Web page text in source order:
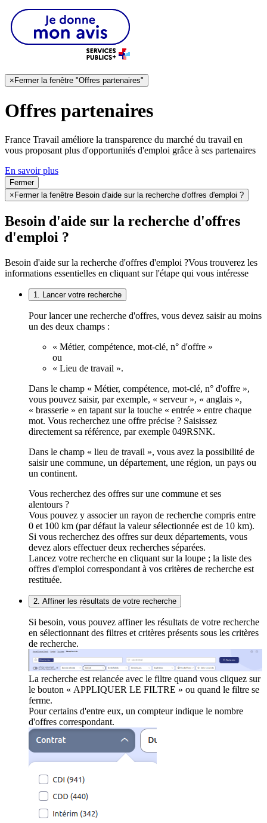
× Fermer la fenêtre "Offres partenaires"
Offres partenaires
France Travail améliore la transparence du marché du travail en
vous proposant plus d'opportunités d'emploi grâce à ses partenaires
En savoir plus
Fermer
× Fermer la fenêtre Besoin d'aide sur la recherche d'offres d'emploi ?
Besoin d'aide sur la recherche d'offres
d'emploi ?
Besoin d'aide sur la recherche d'offres d'emploi ?Vous trouverez les
informations essentielles en cliquant sur l'étape qui vous intéresse
1. Lancer votre recherche
Pour lancer une recherche d'offres, vous devez saisir au moins
un des deux champs :
« Métier, compétence, mot-clé, n° d'offre »
ou
« Lieu de travail ».
Dans le champ « Métier, compétence, mot-clé, n° d'offre »,
vous pouvez saisir, par exemple, « serveur », « anglais »,
« brasserie » en tapant sur la touche « entrée » entre chaque
mot. Vous recherchez une offre précise ? Saisissez
directement sa référence, par exemple 049RSNK.
Dans le champ « lieu de travail », vous avez la possibilité de
saisir une commune, un département, une région, un pays ou
un continent.
Vous recherchez des offres sur une commune et ses
alentours ?
Vous pouvez y associer un rayon de recherche compris entre
0 et 100 km (par défaut la valeur sélectionnée est de 10 km).
Si vous recherchez des offres sur deux départements, vous
devez alors effectuer deux recherches séparées.
Lancez votre recherche en cliquant sur la loupe ; la liste des
offres d'emploi correspondant à vos critères de recherche est
restituée.
2. Affiner les résultats de votre recherche
Si besoin, vous pouvez affiner les résultats de votre recherche
en sélectionnant des filtres et critères présents sous les critères
de recherche.
La recherche est relancée avec le filtre quand vous cliquez sur
le bouton « APPLIQUER LE FILTRE » ou quand le filtre se
ferme.
Pour certains d'entre eux, un compteur indique le nombre
d'offres correspondant.